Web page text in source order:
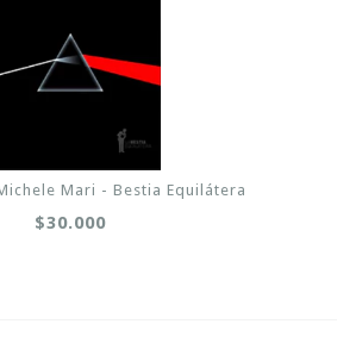
Mari - Bestia Equilátera
$30.000